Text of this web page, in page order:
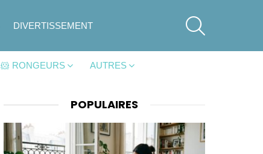
DIVERTISSEMENT
🐹 RONGEURS AUTRES
POPULAIRES